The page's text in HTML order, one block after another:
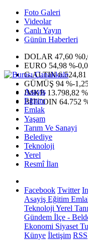
Foto Galeri
Videolar
Canlı Yayın
Günün Haberleri
DOLAR 47,60
EURO 54,98 %-
G.ALTIN6.524,81
GÜMÜŞ 94 %-
IMKB 13.798,82
BITCOIN 64.752
Asayiş
Eğitim
Emlak
Yaşam
Tarım Ve Sanayi
Belediye
Teknoloji
Yerel
Resmî İlan
Facebook Twitter
Asayiş Eğitim
Teknoloji Yerel
Gündem İlçe -
Ekonomi Siyaset
Künye İletişim RSS